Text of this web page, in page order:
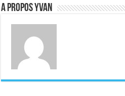
A propos Yvan